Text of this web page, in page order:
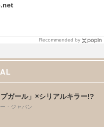
Recommended by
ガール」×シリアルキラー!?
・ジャパン